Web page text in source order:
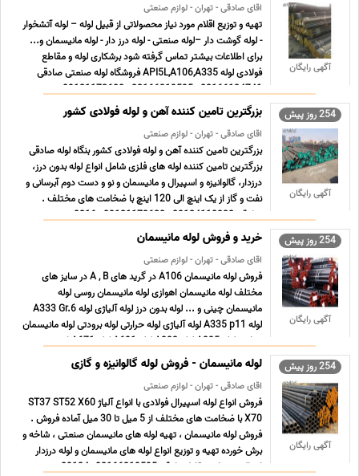
آگهی رایگان
اقای صادقی - تهران - لوازم صنعتی
تهیه و توزیع اقلام مورد نیاز محصولاتی از قبیل لوله – لوله آتشخوار
- لوله گوشت دار –لوله صنعتی - لوله درز دار - لوله مانیسمان و...
برای اطلاعات بیشتر تماس گرفته شود برشکاری لوله و مقاطع
فولادی لوله API5L,A106,A335 فروشگاه لوله صنعتی صادقی
02166134741 - 02166319595 - 09121173600 - ... ...
254 روز پیش
آگهی رایگان
بزرگترین تامین کننده آهن و لوله فولادی کشور
اقای صادقی - تهران - لوازم صنعتی
بزرگترین تامین کننده آهن و لوله فولادی کشور بنگاه لوله صادقی
بزرگترین تامین کننده لوله های فلزی شامل انواع لوله بدون درز،
درزدار، گالوانیزه و اسپیرال و مانیسمان و نو و دست دوم آبرسانی و
نفت و گاز از یک اینچ الی 120 اینچ با ضخامت های مختلف .
صادقی 09124110300 - 09121173600 - 0216 ... ...
254 روز پیش
آگهی رایگان
خرید و فروش لوله مانیسمان
اقای صادقی - تهران - لوازم صنعتی
فروش لوله مانیسمان A106 در گرید های A , B در سایز های
مختلف لوله مانیسمان اهوازی لوله مانیسمان روسی لوله
مانیسمان چینی و ... لوله بدون درز لوله آلیاژی لوله A333 Gr.6
لوله A335 p11 لوله آلیاژی لوله حرارتی لوله برودتی لوله مانیسمان
حرارتی لوله A335 لوله A333 لوله A691 لوله A671 ارس ... ...
254 روز پیش
آگهی رایگان
لوله مانیسمان - فروش لوله گالوانیزه و گازی
اقای صادقی - تهران - لوازم صنعتی
فروش انواع لوله اسپیرال فولادی با انواع آلیاژ ST37 ST52 X60
X70 با ضخامت های مختلف از 5 میل تا 30 میل آماده فروش .
فروش لوله مانیسمان ، تهیه لوله های مانیسمان صنعتی ، شاخه و
برش خورده تهیه و توزیع انواع لوله های مانیسمان و لوله درزدار
ارسال به تمامی نقاط صادقی 02166319595_ 09124 ... ...